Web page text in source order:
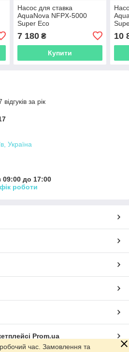
Насос для ставка
AquaNova NFPX-5000
Super Eco
7 180₴
Купити
10
за рік
Україна
09:00 до 17:00
роботи
Prom.ua
час. Замовлення та